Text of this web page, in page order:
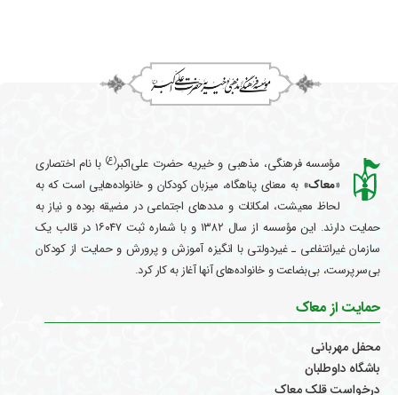
مؤسسه فرهنگی، مذهبی و خیریه حضرت علی‌اکبر(ع) با نام اختصاری
«معاک» به معنای پناهگاه، میزبان کودکان و خانواده‌هایی است که به
لحاظ معیشت، امکانات و مددهای اجتماعی در مضیقه بوده و نیاز به
حمایت دارند. این مؤسسه از سال ۱۳۸۲ و با شماره ثبت ۱۶۰۴۷ در قالب یک
سازمان غیرانتفاعی ـ غیردولتی با انگیزه آموزش و پرورش و حمایت از کودکان
بی‌سرپرست، بی‌بضاعت و خانواده‌های آنها آغاز به کار کرد.
حمایت از معاک
محفل مهربانی
باشگاه داوطلبان
درخواست قلک معاک